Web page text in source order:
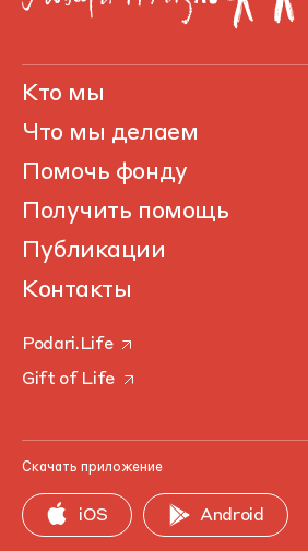
Кто мы
Что мы делаем
Помочь фонду
Получить помощь
Публикации
Контакты
Podari.Life
Gift of Life
Скачать приложение
iOS Android